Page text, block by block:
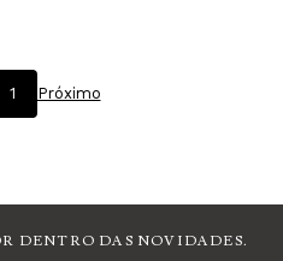
1 Próximo
DENTRO DAS NOVIDADES.